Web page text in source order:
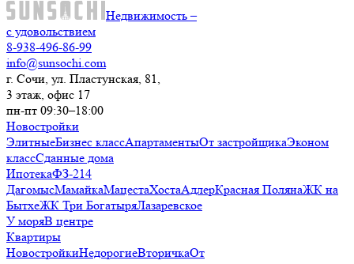
Недвижимость –
с удовольствием
8-938-496-86-99
info@sunsochi.com
г. Сочи, ул. Пластунская, 81,
3 этаж, офис 17
пн-пт 09:30–18:00
Новостройки
ЭлитныеБизнес классАпартаментыОт застройщикаЭконом
классСданные дома
ИпотекаФЗ-214
ДагомысМамайкаМацестаХостаАдлерКрасная ПолянаЖК на
БытхеЖК Три БогатыряЛазаревское
У моряВ центре
Квартиры
НовостройкиНедорогиеВторичкаОт